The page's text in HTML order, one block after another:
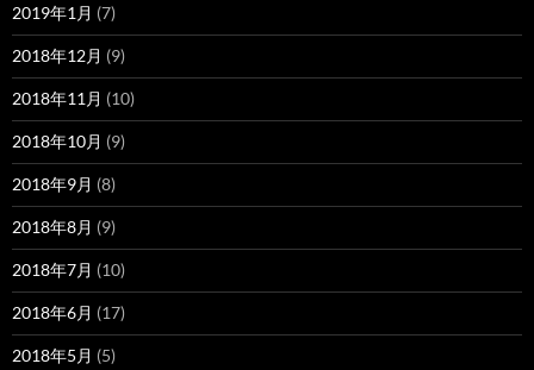
2019年1月 (7)
2018年12月 (9)
2018年11月 (10)
2018年10月 (9)
2018年9月 (8)
2018年8月 (9)
2018年7月 (10)
2018年6月 (17)
2018年5月 (5)